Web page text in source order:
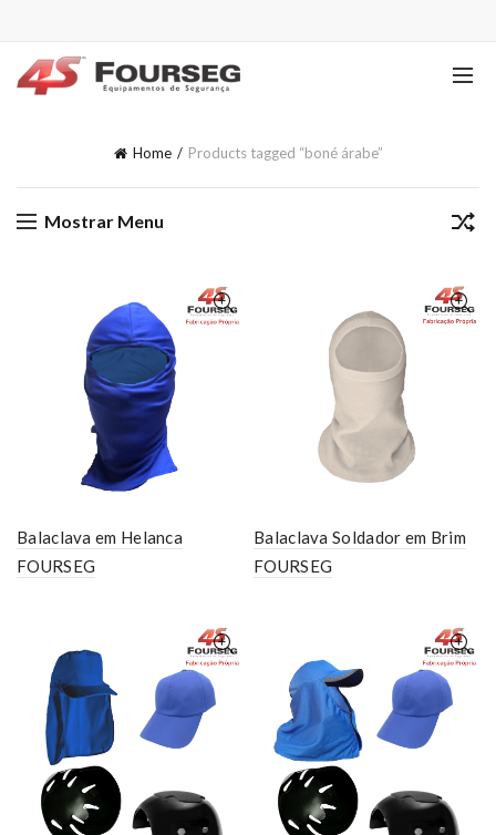
Home Products tagged “boné árabe”
Mostrar Menu
Balaclava em Helanca
FOURSEG
Balaclava Soldador em Brim
FOURSEG